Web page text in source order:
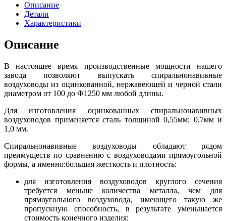
Описание
Детали
Характеристики
Описание
В настоящее время производственные мощности нашего
завода позволяют выпускать спиральнонавивные
воздуховоды из оцинкованной, нержавеющей и черной стали
диаметром от 100 до Ф1250 мм любой длины.
Для изготовления оцинкованных спиральнонавивных
воздуховодов применяется сталь толщиной 0,55мм; 0,7мм и
1,0 мм.
Спиральнонавивные воздуховоды обладают рядом
преимуществ по сравнению с воздуховодами прямоугольной
формы, а именно:большая жесткость и плотность:
для изготовления воздуховодов круглого сечения
требуется меньше количества металла, чем для
прямоугольного воздуховода, имеющего такую же
пропускную способность, в результате уменьшается
стоимость конечного изделия;